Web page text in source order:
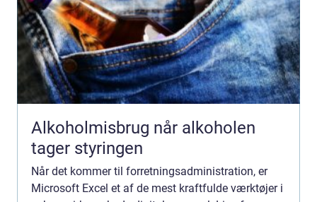
Alkoholmisbrug når alkoholen
tager styringen
Når det kommer til forretningsadministration, er
Microsoft Excel et af de mest kraftfulde værktøjer i